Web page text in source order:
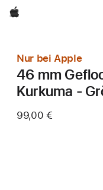
Apple
Nur bei Apple
46 mm
Kurkuma -
99,00 €